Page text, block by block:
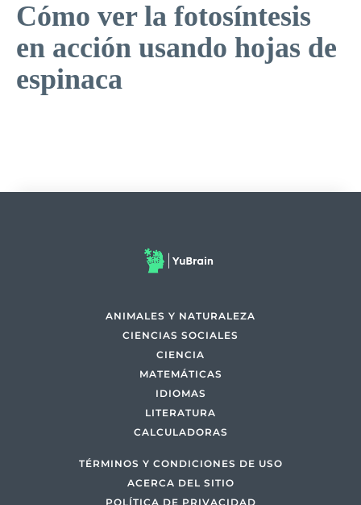
Cómo ver la fotosíntesis
en acción usando hojas de
espinaca
ANIMALES Y NATURALEZA
CIENCIAS SOCIALES
CIENCIA
MATEMÁTICAS
IDIOMAS
LITERATURA
CALCULADORAS
TÉRMINOS Y CONDICIONES DE USO
ACERCA DEL SITIO
POLÍTICA DE PRIVACIDAD